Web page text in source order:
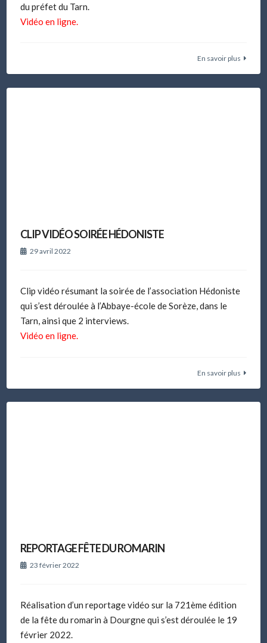
du préfet du Tarn.
Vidéo en ligne.
En savoir plus
CLIP VIDÉO SOIRÉE HÉDONISTE
29 avril 2022
Clip vidéo résumant la soirée de l’association Hédoniste
qui s’est déroulée à l’Abbaye-école de Sorèze, dans le
Tarn, ainsi que 2 interviews.
Vidéo en ligne.
En savoir plus
REPORTAGE FÊTE DU ROMARIN
23 février 2022
Réalisation d’un reportage vidéo sur la 721ème édition
de la fête du romarin à Dourgne qui s’est déroulée le 19
février 2022.